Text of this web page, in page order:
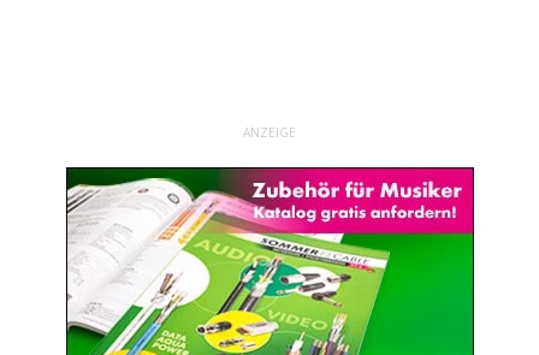
ANZEIGE